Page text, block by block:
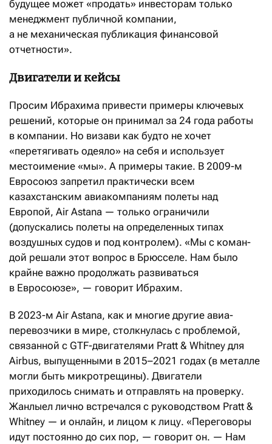
будущее может «продать» инвесторам только
менеджмент публичной компании,
а не механическая публикация финансовой
отчетности».
Двигатели и кейсы
Просим Ибрахима привести примеры ключевых
решений, которые он принимал за 24 года работы
в компании. Но визави как будто не хочет
«перетягивать одеяло» на себя и использует
местоимение «мы». А примеры такие. В 2009-м
Евросоюз запретил практически всем
казахстанским авиакомпаниям полеты над
Европой, Air Astana — только ограничили
(допускались полеты на определенных типах
воздушных судов и под контролем). «Мы с коман­
дой решали этот вопрос в Брюсселе. Нам было
крайне важно продолжать развиваться
в Евросоюзе», — говорит Ибрахим.
В 2023-м Air Astana, как и многие другие авиа­
перевозчики в мире, столкнулась с проблемой,
связанной с GTF-двигателями Pratt & Whitney для
Airbus, выпущенными в 2015–2021 годах (в металле
могли быть микротрещины). Двигатели
приходилось снимать и отправлять на проверку.
Жанлыел лично встречался с руководством Pratt &
Whitney — и онлайн, и лицом к лицу. «Переговоры
идут постоянно до сих пор, — говорит он. — Нам